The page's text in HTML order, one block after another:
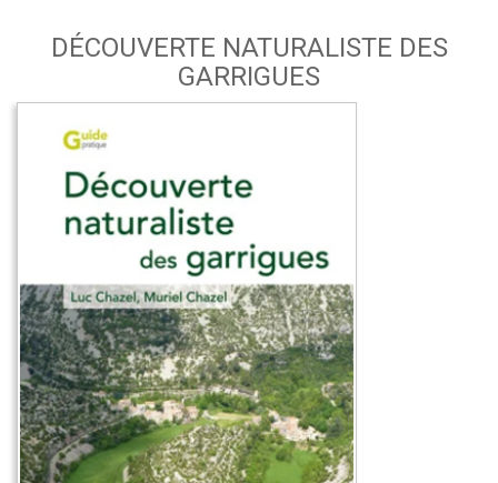
DÉCOUVERTE NATURALISTE DES
GARRIGUES